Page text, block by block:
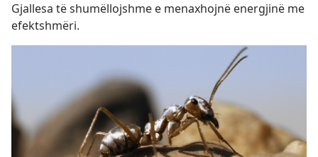
Gjallesa të shumëllojshme e menaxhojnë energjinë me
efektshmëri.